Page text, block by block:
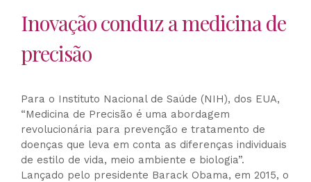
Inovação conduz a medicina de
precisão
Para o Instituto Nacional de Saúde (NIH), dos EUA,
“Medicina de Precisão é uma abordagem
revolucionária para prevenção e tratamento de
doenças que leva em conta as diferenças individuais
de estilo de vida, meio ambiente e biologia”.
Lançado pelo presidente Barack Obama, em 2015, o